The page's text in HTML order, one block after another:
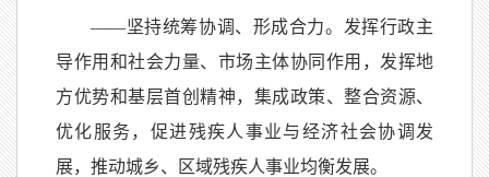
——坚持统筹协调、形成合力。发挥行政主
导作用和社会力量、市场主体协同作用，发挥地
方优势和基层首创精神，集成政策、整合资源、
优化服务，促进残疾人事业与经济社会协调发
展，推动城乡、区域残疾人事业均衡发展。